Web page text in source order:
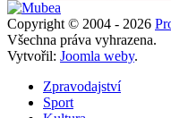
Copyright © 2004 - 2026
Všechna práva vyhrazena.
Vytvořil: Joomla weby.
Zpravodajství
Sport